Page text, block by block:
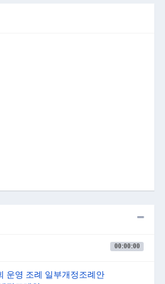
과 조례 등 제·개정이 적법하고 특
과입니다. 의왕시 마을세무사 운영
및 운영 사업에 대한 사업비, 운영
항에 대해 시의회의 동의를 구하고
결하였습니다.
다. 첫째, 우리 시는 의왕역에 GTX-
이 사용하는 고상과 KTX가 사용
00:00:00
운영 조례 일부개정조례안